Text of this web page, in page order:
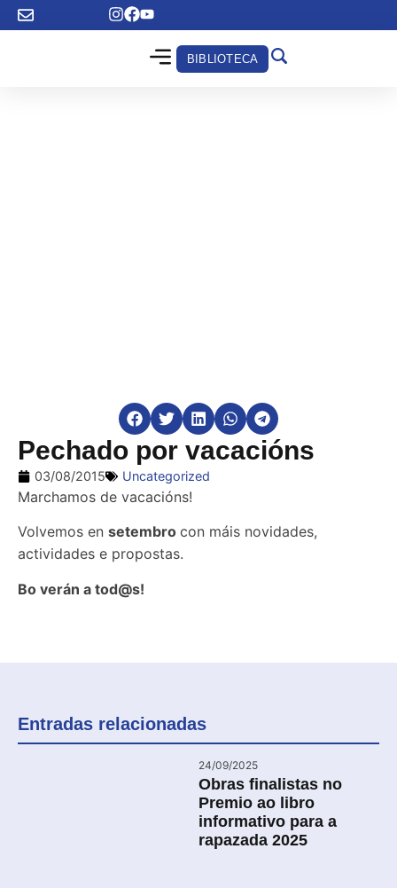
BIBLIOTECA
Pechado por vacacións
03/08/2015 Uncategorized
Marchamos de vacacións!
Volvemos en setembro con máis novidades,
actividades e propostas.
Bo verán a tod@s!
Entradas relacionadas
24/09/2025
Obras finalistas no
Premio ao libro
informativo para a
rapazada 2025